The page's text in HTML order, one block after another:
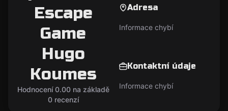
Escape
Game
Hugo
Koumes
Hodnocení 0.00 na základě
0 recenzí
Adresa
Informace chybí
Kontaktní údaje
Informace chybí